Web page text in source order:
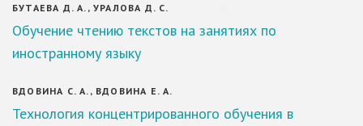
БУТАЕВА Д. А., УРАЛОВА Д. С.
Обучение чтению текстов на занятиях по
иностранному языку
ВДОВИНА С. А., ВДОВИНА Е. А.
Технология концентрированного обучения в